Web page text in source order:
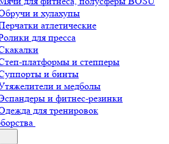
и хулахупы
атлетические
для пресса
платформы и степперы
и бинты
и медболы
и фитнес-резинки
для тренировок